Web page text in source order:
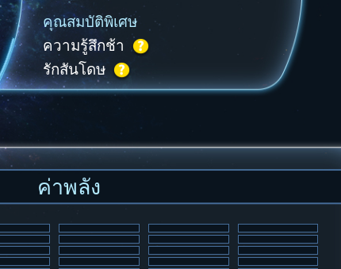
คุณสมบัติพิเศษ
ความรู้สึกช้า
รักสันโดษ
ค่าพลัง